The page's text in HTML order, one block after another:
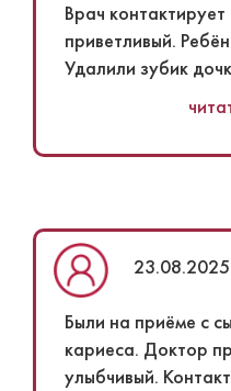
Врач
приветливый.
Удалили зубик
На потолке
мультики. Кабинет
23.08.2025
Были на приёме с
кариеса​. Доктор
улыбчивый.